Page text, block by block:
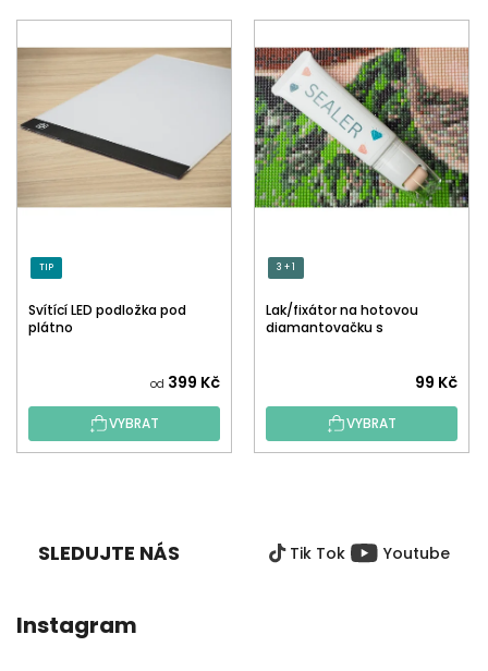
TIP
Svítící LED podložka pod
plátno
od 399 Kč
VYBRAT
3 + 1
Lak/fixátor na hotovou
diamantovačku s
hodnocení
produktu
je
hvězdiček.
99 Kč
VYBRAT
SLEDUJTE NÁS Tik Tok Youtube
Instagram